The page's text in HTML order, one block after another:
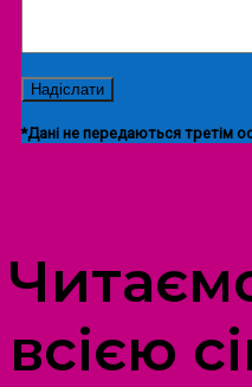
*Дані не передаються третім
всією